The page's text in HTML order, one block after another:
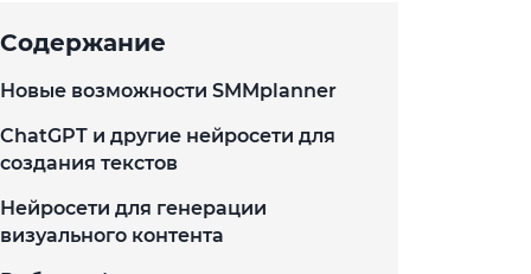
Содержание
Новые возможности SMMplanner
ChatGPT и другие нейросети для
создания текстов
Нейросети для генерации
визуального контента